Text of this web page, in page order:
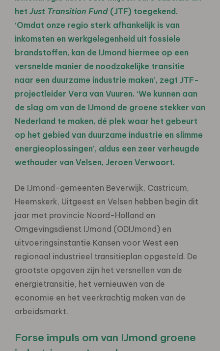
het Just Transition Fund (JTF) toegekend.
‘Omdat onze regio sterk afhankelijk is van
inkomsten en werkgelegenheid uit fossiele
brandstoffen, kan de IJmond hiermee op een
versnelde manier de noodzakelijke transitie
naar een duurzame industrie maken’, zegt JTF-
projectleider Vera van Vuuren. ‘We kunnen aan
de slag om van de IJmond de groene stekker van
Nederland te maken, dé plek waar het gebeurt
op het gebied van duurzame industrie en slimme
energieoplossingen’, aldus een zeer verheugde
wethouder van Velsen, Jeroen Verwoort.
De IJmond-gemeenten Beverwijk, Castricum,
Heemskerk, Uitgeest en Velsen hebben begin dit
jaar met provincie Noord-Holland en
Omgevingsdienst IJmond (ODIJmond) en
uitvoeringsinstantie Kansen voor West een
regionaal industrieel transitieplan opgesteld. De
grootste opgaven zijn het versnellen van de
energietransitie, het vernieuwen van de
economie en het veerkrachtig maken van de
arbeidsmarkt.
Forse impuls om van IJmond groene